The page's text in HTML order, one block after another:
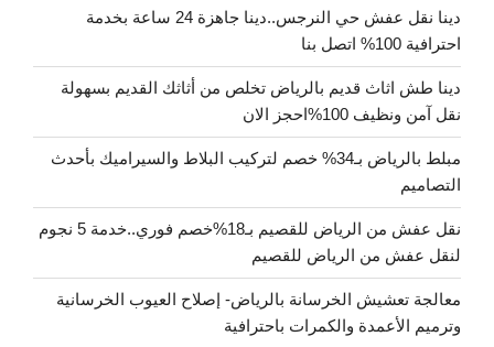
دينا نقل عفش حي النرجس..دينا جاهزة 24 ساعة بخدمة
احترافية 100% اتصل بنا
دينا طش اثاث قديم بالرياض تخلص من أثاثك القديم بسهولة
نقل آمن ونظيف 100%احجز الان
مبلط بالرياض بـ34% خصم لتركيب البلاط والسيراميك بأحدث
التصاميم
نقل عفش من الرياض للقصيم بـ18%خصم فوري..خدمة 5 نجوم
لنقل عفش من الرياض للقصيم
معالجة تعشيش الخرسانة بالرياض- إصلاح العيوب الخرسانية
وترميم الأعمدة والكمرات باحترافية